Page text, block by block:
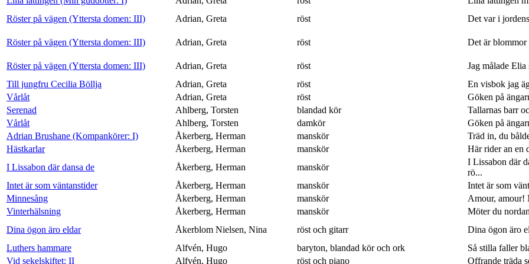
Röster på vägen (Yttersta domen: III)
Adrian, Greta röst Det var i
Röster på vägen (Yttersta domen: III) Adrian, Greta röst Det är blommor
Röster på vägen (Yttersta domen: III) Adrian, Greta röst
Jag målade
Till jungfru Cecilia Böllja
Adrian, Greta röst
En visbok jag
Vårlåt
Adrian, Greta röst
Göken på
Serenad
Ahlberg, Torsten blandad kör
Tallarnas barr
Vårlåt
Ahlberg, Torsten damkör
Göken på
Adrian Brushane (Kompankörer: I)
Åkerberg, Herman manskör
Träd in, du
Hästkarlar
Åkerberg, Herman manskör
Här rider an en
I Lissabon där dansa de
Åkerberg, Herman manskör
I Lissabon där
rö...
Intet är som väntanstider
Åkerberg, Herman manskör
Intet är som
Minnesång
Åkerberg, Herman manskör
Amour, amour!
Vinterhälsning
Åkerberg, Herman manskör
Möter du
Dina ögon äro eldar
Åkerblom Nielsen, Nina röst och gitarr
Dina ögon äro
Luthers hammare
Alfvén, Hugo baryton, blandad kör och ork
Så stilla faller
Vid sekelskiftet: II
Alfvén, Hugo röst och piano Offrande träda